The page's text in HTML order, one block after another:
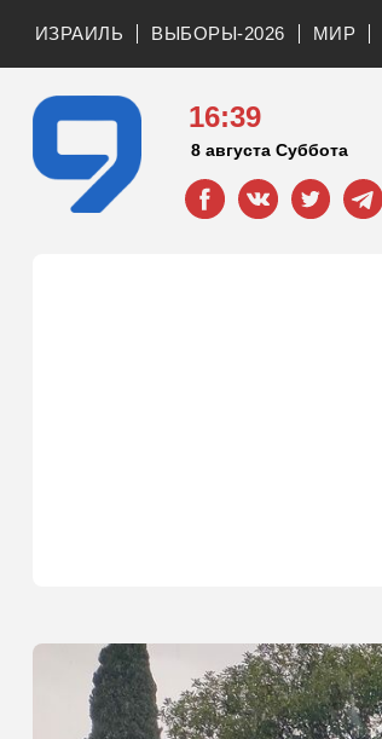
ИЗРАИЛЬ ВЫБОРЫ-2026 МИР
16:39
8 августа Суббота